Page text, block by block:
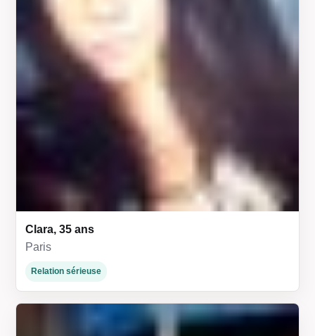
Clara, 35 ans
Paris
Relation sérieuse